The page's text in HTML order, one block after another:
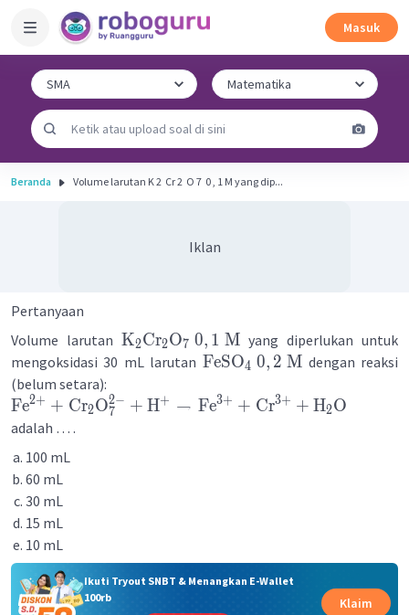
Masuk
Beranda Volume larutan K 2 ​ Cr 2 ​ O 7 ​ 0 , 1 M yang dip...
Iklan
Pertanyaan
Volume larutan K2Cr2O7 0, 1 M yang diperlukan untuk
mengoksidasi 30 mL larutan FeSO4 0, 2 M dengan reaksi
(belum setara):
Fe2+ + Cr2O7
2− + H+ → Fe3+ + Cr3+ + H2O
adalah … .
100 mL
60 mL
30 mL
15 mL
10 mL
Ikuti Tryout SNBT & Menangkan E-Wallet
100rb
Klaim